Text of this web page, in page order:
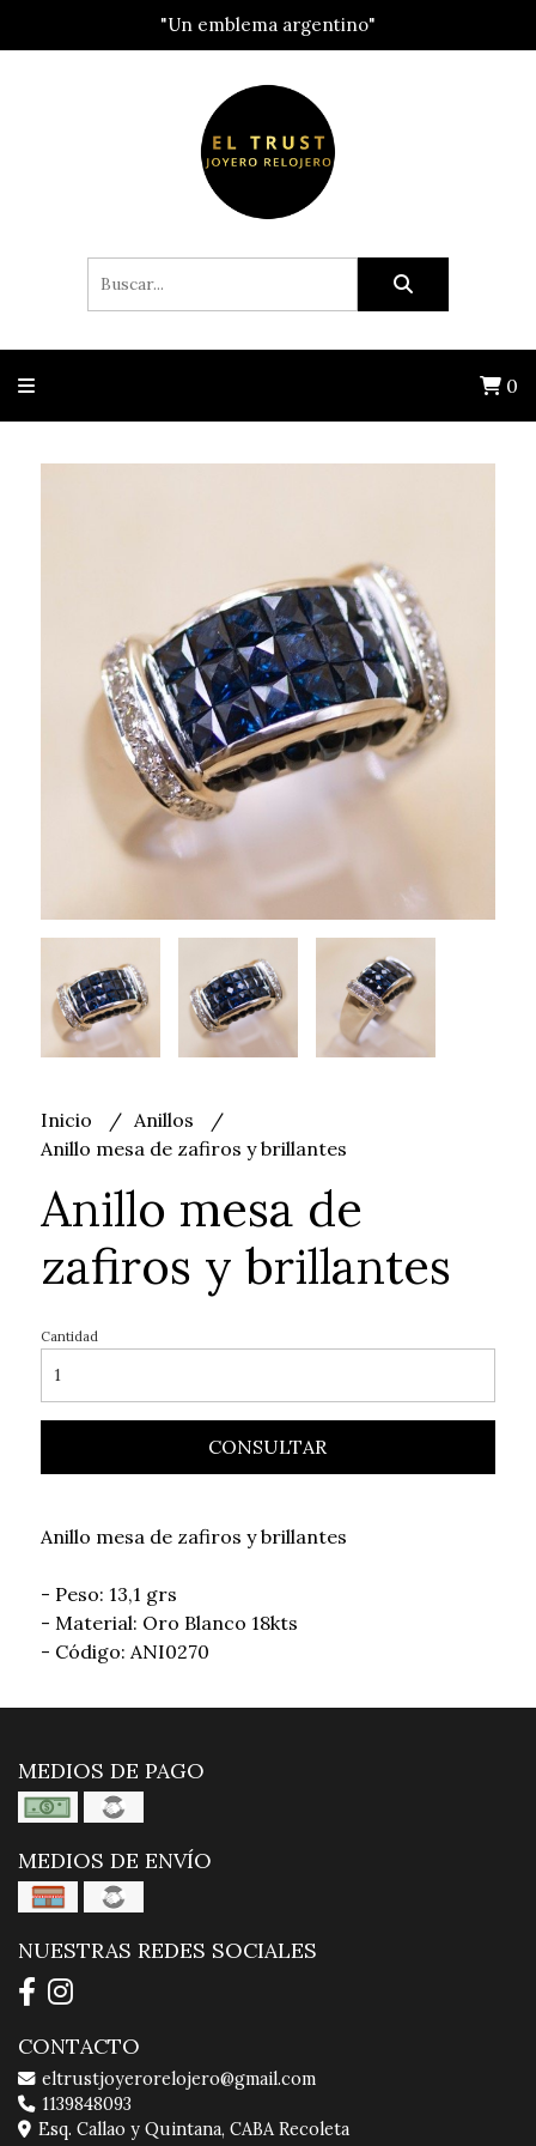
"Un emblema argentino"
0
Inicio
Anillos
Anillo mesa de zafiros y brillantes
Anillo mesa de
zafiros y brillantes
Cantidad
CONSULTAR
Anillo mesa de zafiros y brillantes
- Peso: 13,1 grs
- Material: Oro Blanco 18kts
- Código: ANI0270
MEDIOS DE PAGO
MEDIOS DE ENVÍO
NUESTRAS REDES SOCIALES
CONTACTO
eltrustjoyerorelojero@gmail.com
1139848093
Esq. Callao y Quintana, CABA Recoleta